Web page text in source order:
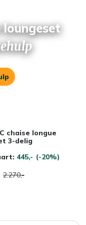
chaise longue
3-delig
445,- (-20%)
2.270,-